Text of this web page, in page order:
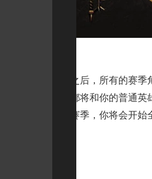
当赛季结束之后，所有的赛季
品，金币和材料都将和你的普通
送给你。下一个赛季，你将会开